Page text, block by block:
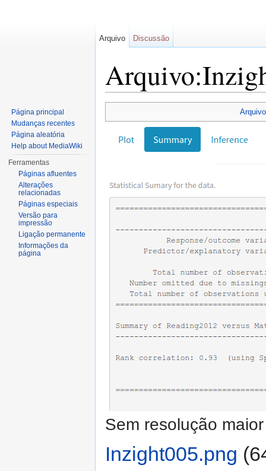
Arquivo
Sem resolução
Inzight005.png
Arquivo Discussão
Página principal
Mudanças recentes
Página aleatória
Help about MediaWiki
Ferramentas
Páginas afluentes
Alterações
relacionadas
Páginas especiais
Versão para
impressão
Ligação permanente
Informações da
página